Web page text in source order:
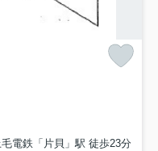
毛電鉄「片貝」駅 徒歩23分